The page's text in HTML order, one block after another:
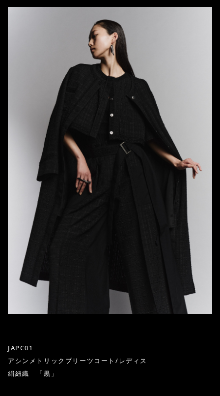
JAPC01
アシンメトリックプリーツコート/レディス
絹紐織 「黒」